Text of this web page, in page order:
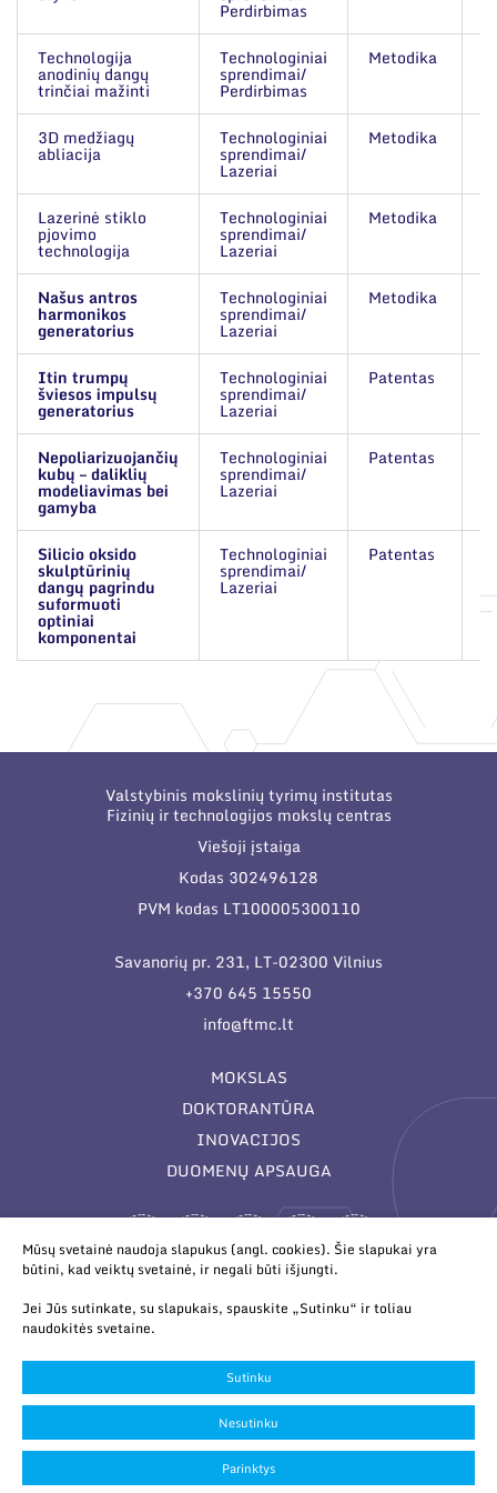
organizacijose bei asociacijose
ES parama
Susisiekite su mumis
Perdirbimas
Technologija
anodinių dangų
trinčiai mažinti
Technologiniai
sprendimai/
Perdirbimas
Metodika
3D medžiagų
abliacija
Technologiniai
sprendimai/
Lazeriai
Metodika
Lazerinė stiklo
pjovimo
technologija
Technologiniai
sprendimai/
Lazeriai
Metodika
Našus antros
harmonikos
generatorius
Technologiniai
sprendimai/
Lazeriai
Metodika
Itin trumpų
šviesos impulsų
generatorius
Technologiniai
sprendimai/
Lazeriai
Patentas
Nepoliarizuojančių
kubų – daliklių
modeliavimas bei
gamyba
Technologiniai
sprendimai/
Lazeriai
Patentas
Silicio oksido
skulptūrinių
dangų pagrindu
suformuoti
optiniai
komponentai
Technologiniai
sprendimai/
Lazeriai
Patentas
Valstybinis mokslinių tyrimų institutas
Fizinių ir technologijos mokslų centras
Viešoji įstaiga
Kodas 302496128
PVM kodas LT100005300110
Savanorių pr. 231, LT-02300 Vilnius
+370 645 15550
info@ftmc.lt
MOKSLAS
DOKTORANTŪRA
INOVACIJOS
DUOMENŲ APSAUGA
© 2026 Valstybinis mokslinių tyrimų institutas Fizinių ir
technologijos mokslų centras. Duomenys kaupiami ir saugomi
Juridinių asmenų registre.
Slapukų parinktys
Duomenų apsauga
Sukurta:TEXUS
Mūsų svetainė naudoja slapukus (angl. cookies). Šie slapukai yra
būtini, kad veiktų svetainė, ir negali būti išjungti.
Jei Jūs sutinkate, su slapukais, spauskite „Sutinku“ ir toliau
naudokitės svetaine.
Sutinku
Nesutinku
Parinktys